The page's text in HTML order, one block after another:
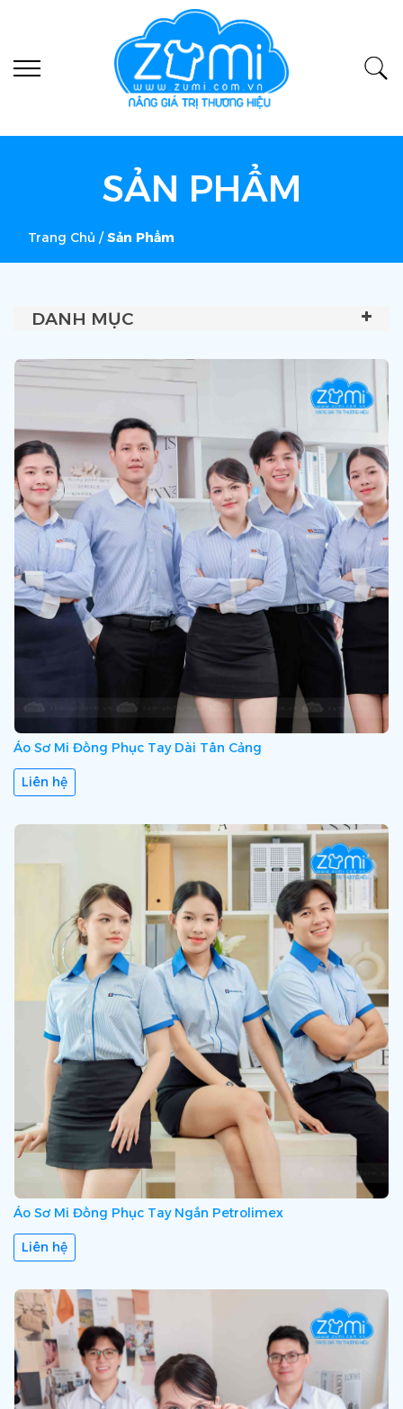
SẢN PHẨM
Trang Chủ / Sản Phẩm
DANH MỤC
Áo Sơ Mi Đồng Phục Tay Dài Tân Cảng
Liên hệ
Áo Sơ Mi Đồng Phục Tay Ngắn Petrolimex
Liên hệ